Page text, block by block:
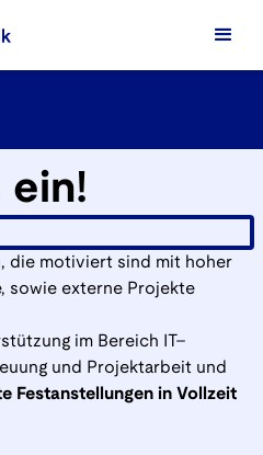
ein!
die motiviert sind mit hoher
sowie externe Projekte
im Bereich IT–
und Projektarbeit und
Festanstellungen in Vollzeit